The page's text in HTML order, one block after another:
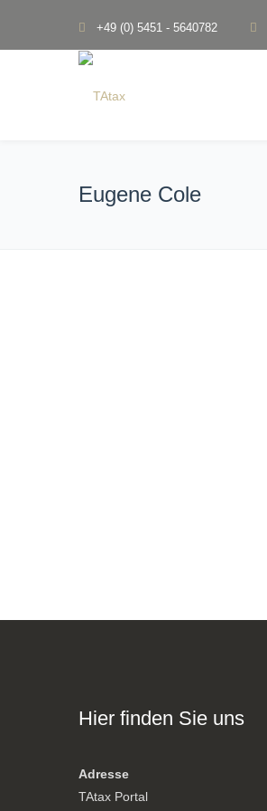
+49 (0) 5451 - 5640782
Eugene Cole
Hier finden Sie uns
Adresse
TAtax Portal